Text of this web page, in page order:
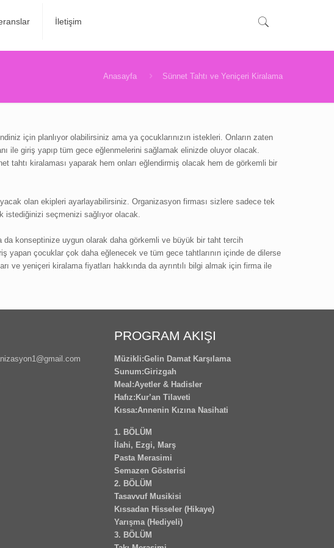
İletişim
Anasayfa Sünnet Tahtı ve Yeniçeri Kiralama
için planlıyor olabilirsiniz ama ya çocuklarınızın istekleri. Onların zaten
ile giriş yapıp tüm gece eğlenmelerini sağlamak elinizde oluyor olacak.
tahtı kiralaması yaparak hem onları eğlendirmiş olacak hem de görkemli bir
olan ekipleri ayarlayabilirsiniz. Organizasyon firması sizlere sadece tek
istediğinizi seçmenizi sağlıyor olacak.
konseptinize uygun olarak daha görkemli ve büyük bir taht tercih
yapan çocuklar çok daha eğlenecek ve tüm gece tahtlarının içinde de dilerse
ve yeniçeri kiralama fiyatları hakkında da ayrıntılı bilgi almak için firma ile
PROGRAM AKIŞI
Müzikli:Gelin Damat Karşılama
Sunum:Girizgah
Meal:Ayetler & Hadisler
Hafız:Kur’an Tilaveti
Kıssa:Annenin Kızına Nasihati
1. BÖLÜM
İlahi, Ezgi, Marş
Pasta Merasimi
Semazen Gösterisi
2. BÖLÜM
Tasavvuf Musikisi
Kıssadan Hisseler (Hikaye)
Yarışma (Hediyeli)
3. BÖLÜM